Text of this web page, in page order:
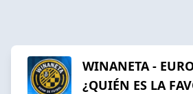
WINANETA -
¿QUIÉN ES LA